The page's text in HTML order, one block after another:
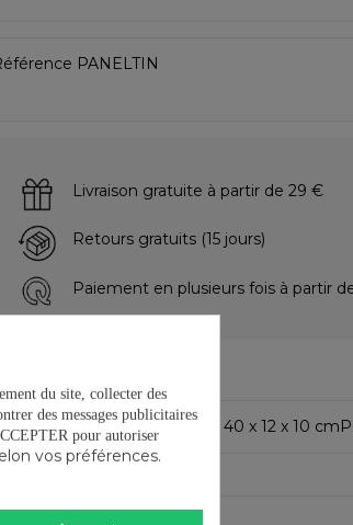
PANELTIN
Livraison gratuite à partir de 29 €
Retours gratuits (15 jours)
Paiement en plusieurs fois à partir
:Dimensions : 40 x 12 x 10
(0)
du site, collecter des
des messages publicitaires
pour autoriser
vos préférences.